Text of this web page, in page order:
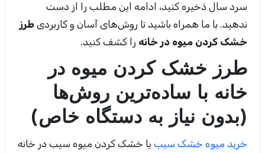
سرد سال ذخیره کنید، ادامه این مطلب را از دست
ندهید. با ما همراه باشید تا روش‌های آسان و کاربردی طرز
خشک کردن میوه در خانه را کشف کنید.
طرز خشک کردن میوه در
خانه با ساده‌ترین روش‌ها
(بدون نیاز به دستگاه خاص)
خرید میوه خشک سیبیا خشک کردن میوه سیب در خانه